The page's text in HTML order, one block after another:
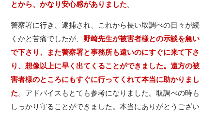
とから、かなり安心感がありました。
警察署に行き、逮捕され、これから長い取調べの日々が続
くかと苦痛でしたが、 野崎先生が被害者様との示談を急い
で下さり、また警察署と事務所も遠いのにすぐに来て下さ
り、想像以上に早く出てくることができました。遠方の被
害者様のところにもすぐに行ってくれて本当に助かりまし
た。アドバイスもとても参考になりました。取調べの時も
しっかり守ることができました。本当にありがとうござい